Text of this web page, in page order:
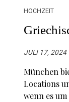
HOCHZEIT
JULI 17, 2024
München
Locations
wenn es